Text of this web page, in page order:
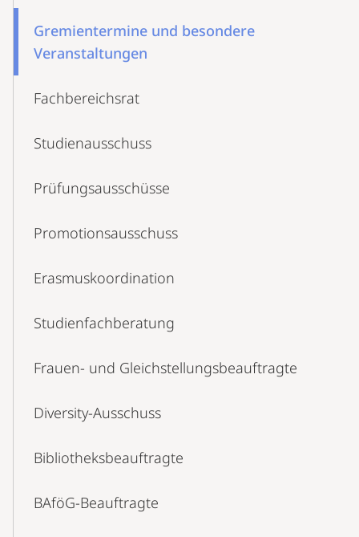
Gremientermine und besondere
Veranstaltungen
Fachbereichsrat
Studienausschuss
Prüfungsausschüsse
Promotionsausschuss
Erasmuskoordination
Studienfachberatung
Frauen- und Gleichstellungsbeauftragte
Diversity-Ausschuss
Bibliotheksbeauftragte
BAföG-Beauftragte